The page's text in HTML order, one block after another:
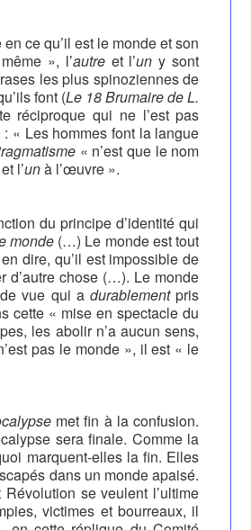
ce qu’il est le monde et son
», l’autre et l’uny sont
les plus spinoziennes de
font (Le 18 Brumaire de L.
réciproque qui ne l’est pas
« Les hommes font la langue
« n’est que le nom
et l’unà l’œuvre ».
du principe d’identité qui
monde (…) Le monde est tout
dire, qu’il est impossible de
d’autre chose (…). Le monde
de vue qui adurablementpris
cette « mise en spectacle du
les abolir n’a aucun sens,
pas le monde », il est « le
met fin à la confusion.
sera finale. Comme la
marquent-elles la fin. Elles
dans un monde apaisé.
se veulent l’ultime
victimes et bourreaux, il